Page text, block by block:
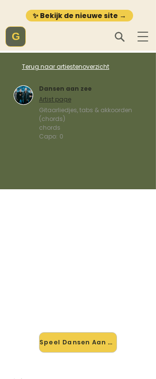
✨ Bekijk de nieuwe site →
G
Terug naar artiestenoverzicht
Dansen aan zee
Artist page
Gitaarliedjes, tabs & akkoorden
(chords)
chords
Capo: 0
Speel Dansen Aan Zee mee →